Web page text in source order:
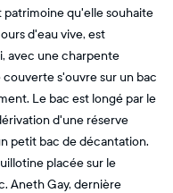
qu'elle souhaite
d'eau vive, est
avec une charpente
s'ouvre sur un bac
Le bac est longé par le
d'une réserve
petit bac de décantation.
placée sur le
Aneth Gay, dernière